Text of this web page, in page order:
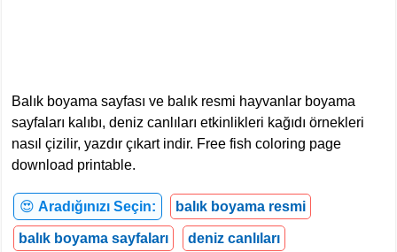
Balık boyama sayfası ve balık resmi hayvanlar boyama
sayfaları kalıbı, deniz canlıları etkinlikleri kağıdı örnekleri
nasıl çizilir, yazdır çıkart indir. Free fish coloring page
download printable.
😍 Aradığınızı Seçin: balık boyama resmi
balık boyama sayfaları deniz canlıları